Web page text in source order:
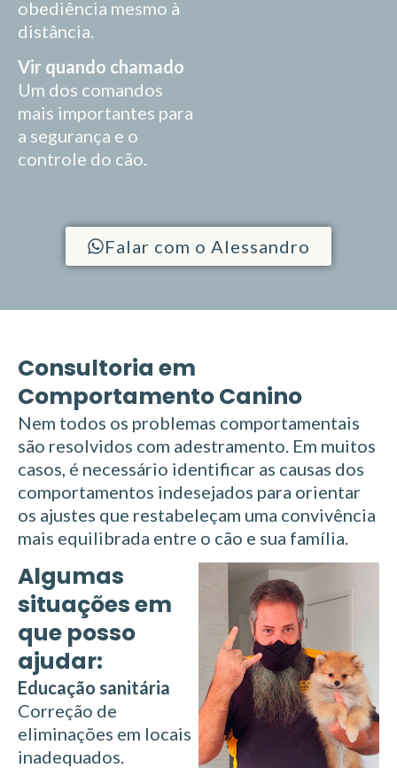
obediência mesmo à
distância.
Vir quando chamado
Um dos comandos
mais importantes para
a segurança e o
controle do cão.
Falar com o Alessandro
Consultoria em
Comportamento Canino
Nem todos os problemas comportamentais
são resolvidos com adestramento. Em muitos
casos, é necessário identificar as causas dos
comportamentos indesejados para orientar
os ajustes que restabeleçam uma convivência
mais equilibrada entre o cão e sua família.
Algumas
situações em
que posso
ajudar:
Educação sanitária
Correção de
eliminações em locais
inadequados.